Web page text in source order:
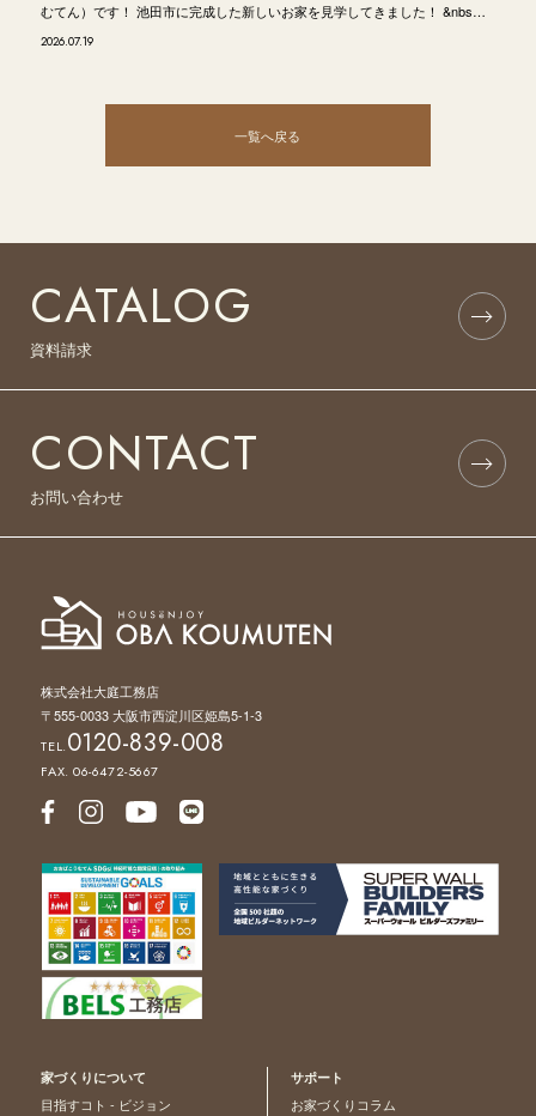
むてん）です！ 池田市に完成した新しいお家を見学してきました！ &nbs…
2026.07.19
一覧へ戻る
CATALOG
資料請求
CONTACT
お問い合わせ
株式会社大庭工務店
〒555-0033 大阪市西淀川区姫島5-1-3
TEL.0120-839-008
FAX. 06-6472-5667
家づくりについて
目指すコト - ビジョン
サポート
お家づくりコラム